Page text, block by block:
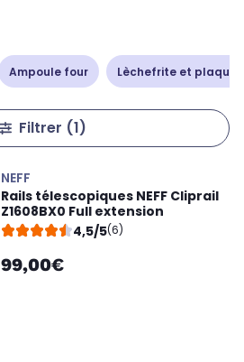
Ampoule four Lèchefrite et plaque
Filtrer (1)
NEFF
Rails télescopiques NEFF Cliprail
Z1608BX0 Full extension
4,5/5(6)
99,00€